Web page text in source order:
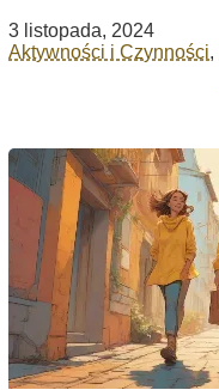
3 listopada, 2024
Aktywności i Czynności,